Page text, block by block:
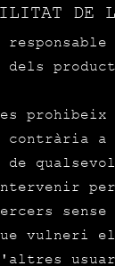
DE
es
a
de
per
vulneri